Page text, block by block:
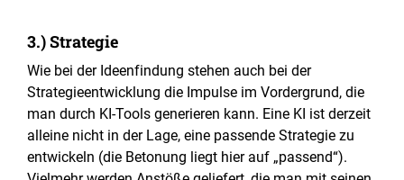
3.) Strategie
Wie bei der Ideenfindung stehen auch bei der
Strategieentwicklung die Impulse im Vordergrund, die
man durch KI-Tools generieren kann. Eine KI ist derzeit
alleine nicht in der Lage, eine passende Strategie zu
entwickeln (die Betonung liegt hier auf „passend“).